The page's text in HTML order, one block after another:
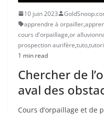
10 juin 2023
apprendre à orpailler,
cours d'orpaillage,or
prospection aurifère,tuto,
1 min read
Chercher de
aval des
Cours d’orpaillage et de